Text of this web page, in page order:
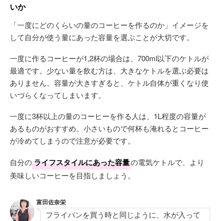
いか
「一度にどのくらいの量のコーヒーを作るのか」イメージを
して自分が使う量にあった容量を選ぶことが大切です。
一度に作るコーヒーが1,2杯の場合は、700ml以下のケトルが
最適です。少ない量を飲む方は、大きなケトルを選ぶ必要は
ありません。容量が大きすぎると、ケトル自体が重くなり使
いづらくなってしまいます。
一度に3杯以上の量のコーヒーを作る人は、1L程度の容量が
あるものがおすすめ。小さいもので何杯も淹れるとコーヒー
が冷めてしまうので注意が必要です。
自分のライフスタイルにあった容量の電気ケトルで、より
美味しいコーヒーを目指しましょう。
富田佐奈栄
フライパンを買う時と同じように、水が入って